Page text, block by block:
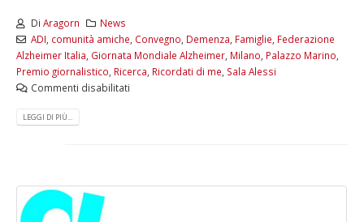
Di Aragorn
News
ADI comunità amiche Convegno Demenza Famiglie Federazione
Alzheimer Italia Giornata Mondiale Alzheimer Milano Palazzo Marino
Premio giornalistico Ricerca Ricordati di me Sala Alessi
Commenti disabilitati
LEGGI DI PIÙ...